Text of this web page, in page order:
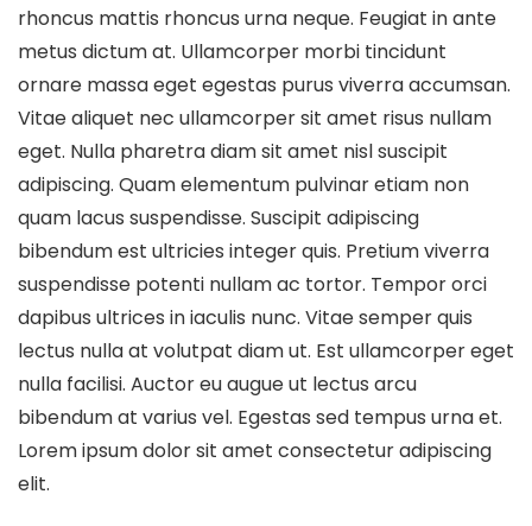
rhoncus mattis rhoncus urna neque. Feugiat in ante
metus dictum at. Ullamcorper morbi tincidunt
ornare massa eget egestas purus viverra accumsan.
Vitae aliquet nec ullamcorper sit amet risus nullam
eget. Nulla pharetra diam sit amet nisl suscipit
adipiscing. Quam elementum pulvinar etiam non
quam lacus suspendisse. Suscipit adipiscing
bibendum est ultricies integer quis. Pretium viverra
suspendisse potenti nullam ac tortor. Tempor orci
dapibus ultrices in iaculis nunc. Vitae semper quis
lectus nulla at volutpat diam ut. Est ullamcorper eget
nulla facilisi. Auctor eu augue ut lectus arcu
bibendum at varius vel. Egestas sed tempus urna et.
Lorem ipsum dolor sit amet consectetur adipiscing
elit.